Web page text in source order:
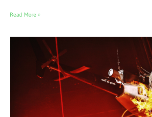
Read More »